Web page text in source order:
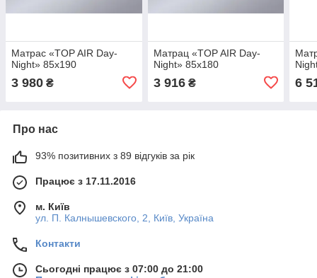
Матрас «TOP AIR Day-
Night» 85x190
3 980 ₴
Матрац «TOP AIR Day-
Night» 85x180
3 916₴ 6
Про нас
93% позитивних з 89 відгуків за рік
Працює з 17.11.2016
м. Київ
ул. П. Калнышевского, 2, Київ, Україна
Контакти
Сьогодні працює з 07:00 до 21:00